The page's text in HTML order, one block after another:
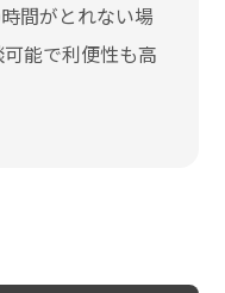
間がとれない場
能で利便性も高